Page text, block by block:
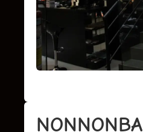
NONNONBA